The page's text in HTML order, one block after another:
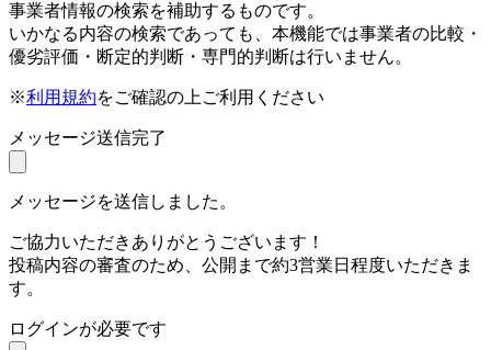
事業者情報の検索を補助するものです。
いかなる内容の検索であっても、本機能では事業者の比較・
優劣評価・断定的判断・専門的判断は行いません。
※利用規約をご確認の上ご利用ください
メッセージ送信完了
メッセージを送信しました。
ご協力いただきありがとうございます！
投稿内容の審査のため、公開まで約3営業日程度いただきま
す。
ログインが必要です